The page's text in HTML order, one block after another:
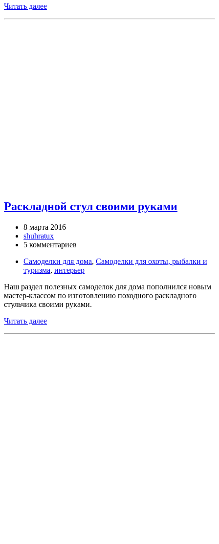
Читать далее
Раскладной стул своими руками
8 марта 2016
shuhratux
5 комментариев
Самоделки для дома, Самоделки для охоты, рыбалки и
туризма, интерьер
Наш раздел полезных самоделок для дома пополнился новым
мастер-классом по изготовлению походного раскладного
стульчика своими руками.
Читать далее